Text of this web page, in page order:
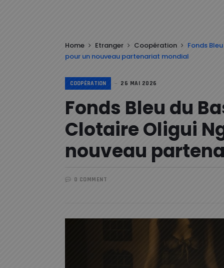
Home Etranger Coopération
Fonds
pour un nouveau partenariat mondial
COOPÉRATION 26 MAI 2026
Fonds Bleu du
Clotaire Oligui
nouveau
0 COMMENT